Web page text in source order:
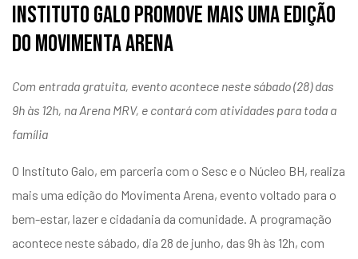
Instituto Galo promove mais uma edição
do Movimenta Arena
Com entrada gratuita, evento acontece neste sábado (28) das
9h às 12h, na Arena MRV, e contará com atividades para toda a
família
O Instituto Galo, em parceria com o Sesc e o Núcleo BH, realiza
mais uma edição do Movimenta Arena, evento voltado para o
bem-estar, lazer e cidadania da comunidade. A programação
acontece neste sábado, dia 28 de junho, das 9h às 12h, com